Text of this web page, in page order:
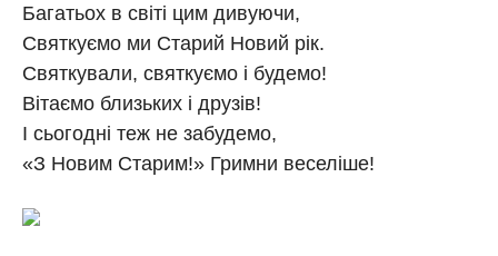
Багатьох в світі цим дивуючи,
Святкуємо ми Старий Новий рік.
Святкували, святкуємо і будемо!
Вітаємо близьких і друзів!
І сьогодні теж не забудемо,
«З Новим Старим!» Гримни веселіше!